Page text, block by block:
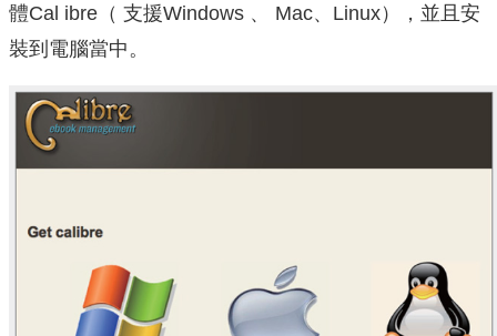
體Cal ibre（ 支援Windows 、 Mac、Linux），並且安
裝到電腦當中。